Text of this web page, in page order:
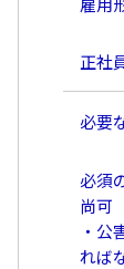
正社
必要
必須
尚可
・公
れば